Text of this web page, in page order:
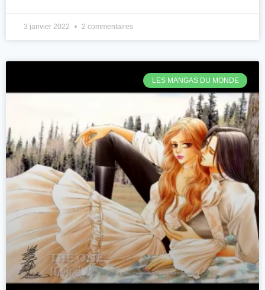
3 janvier 2022 2 commentaires
LES MANGAS DU MONDE